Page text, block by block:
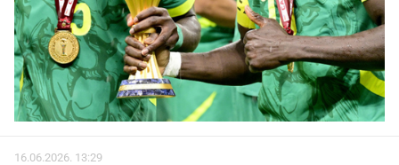
16.06.2026. 13:29